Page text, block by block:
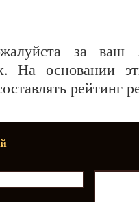
за
На основании
рейтинг